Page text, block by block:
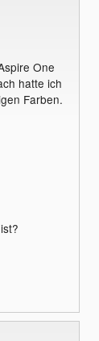
One
hatte ich
Farben.